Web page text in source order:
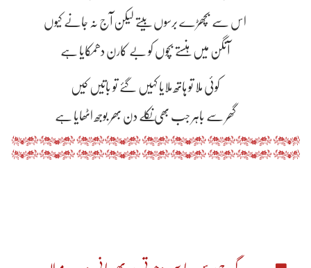
اس سے بچھڑے برسوں بیتے لیکن آج نہ جانے کیوں
آنگن میں ہنستے بچوں کو بے کارن دھمکایا ہے
کوئی ملا تو ہاتھ ملایا کہیں گئے تو باتیں کیں
گھر سے باہر جب بھی نکلے دن بھر بوجھ اٹھایا ہے